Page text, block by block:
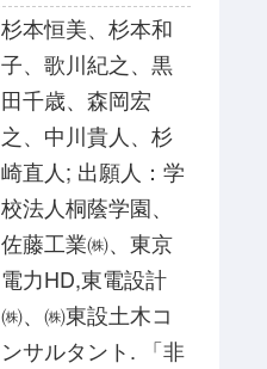
杉本恒美、杉本和
子、歌川紀之、黒
田千歳、森岡宏
之、中川貴人、杉
崎直人; 出願人：学
校法人桐蔭学園、
佐藤工業㈱、東京
電力HD,東電設計
㈱、㈱東設土木コ
ンサルタント. 「非